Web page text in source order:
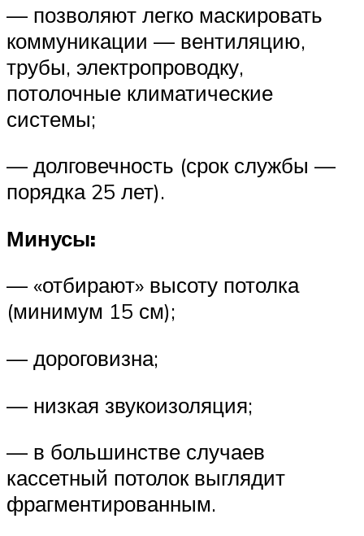
— позволяют легко маскировать
коммуникации — вентиляцию,
трубы, электропроводку,
потолочные климатические
системы;
— долговечность (срок службы —
порядка 25 лет).
Минусы:
— «отбирают» высоту потолка
(минимум 15 см);
— дороговизна;
— низкая звукоизоляция;
— в большинстве случаев
кассетный потолок выглядит
фрагментированным.